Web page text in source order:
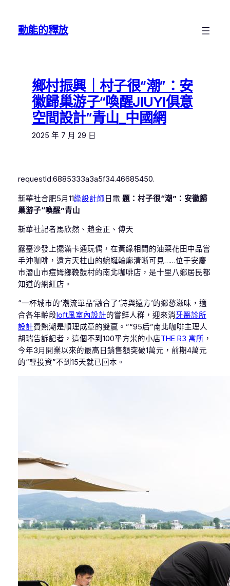
動能的釋放
鄉村振興｜村子很“潮”：安
徽歸巢游子“喚醒JIUYI俱意
空間設計”青山_中國網
2025 年 7 月 29 日
requestId:6885333a3a5f34.46685450.
新華社合肥5月11綠設計師 日電 題：村子很“潮”：安徽歸
巢游子“喚醒”青山
新華社記者馬欣然、趙金正、傅天
露臺沙發上擺滿卡通玩偶，在黃綠相間的油菜花田中品嘗
手沖咖啡，遠方天柱山的蜿蜒輪廓清晰可見……位于安慶
市潛山市痘姆鄉鞔鼓村的南北咖啡店，是十里八鄉居民都
知道的網紅店。
“一杯城市的‘潮流單品’融合了‘詩與遠方’的鄉愁滋味，適
合各年齡段loft風室內設計的嘗鮮人群，迎來消牙醫診所
設計費熱潮是順理成章的雙贏。”“95后”南北咖啡主理人
胡瑞告訴記者，這個不到100平方米的小店THE R3 寓所 ，
今年3月開業以來的最高日銷售額突破1萬元，前期4萬元
的“輕投資”不到15天就已回本。